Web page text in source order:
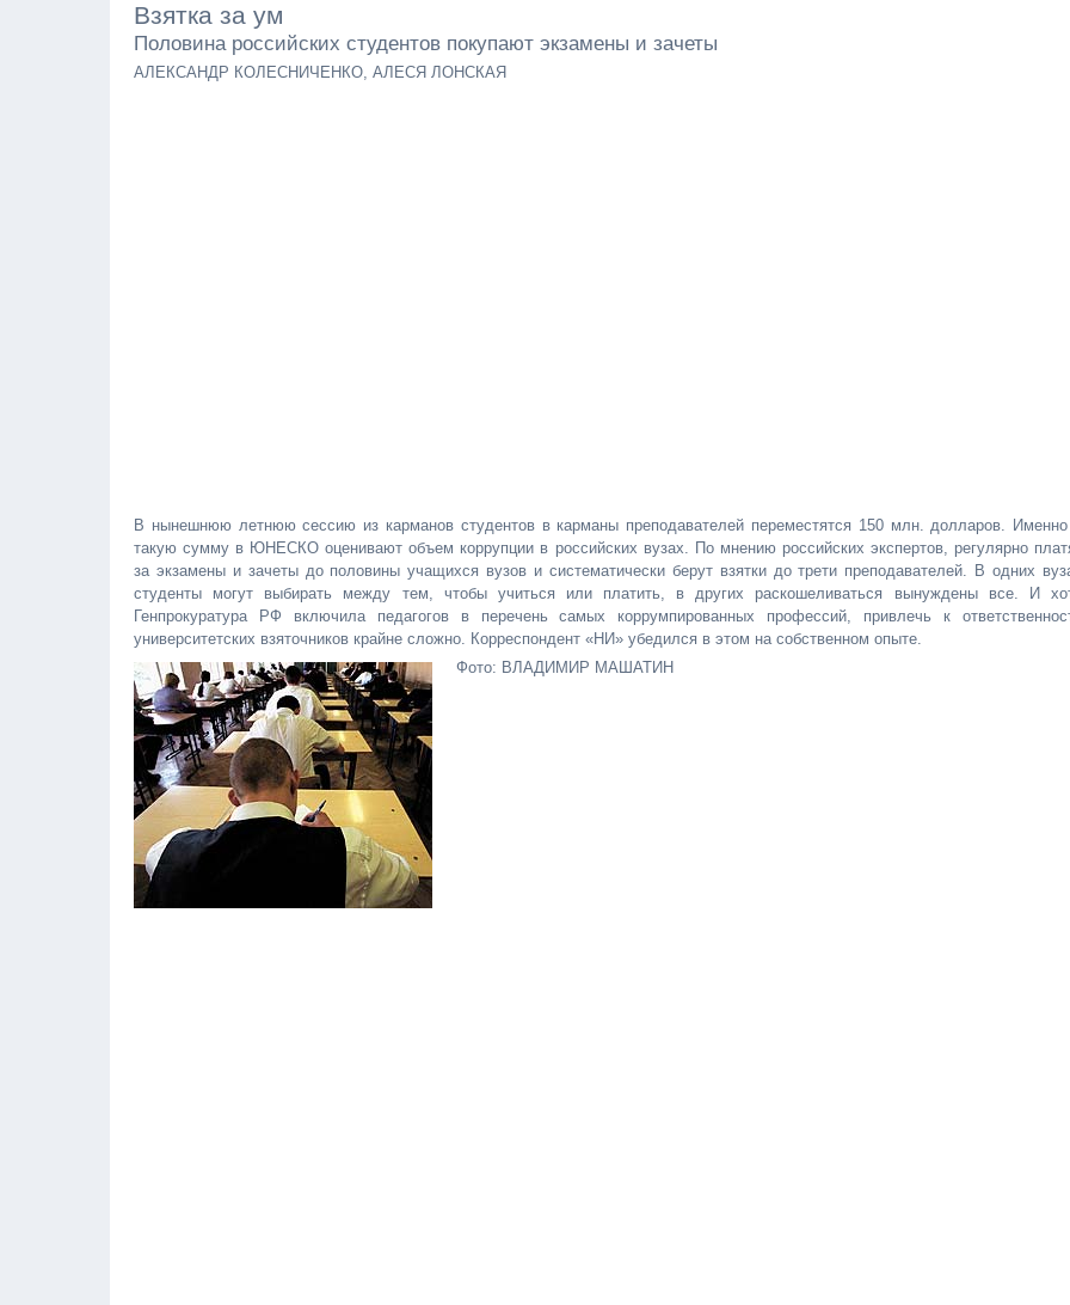
Взятка за ум
Половина российских студентов покупают экзамены и зачеты
АЛЕКСАНДР КОЛЕСНИЧЕНКО, АЛЕСЯ ЛОНСКАЯ
В нынешнюю летнюю сессию из карманов студентов в карманы преподавателей переместятся 150 млн. долларов.
такую сумму в ЮНЕСКО оценивают объем коррупции в российских вузах. По мнению российских экспертов, регулярно
за экзамены и зачеты до половины учащихся вузов и систематически берут взятки до трети преподавателей. В одних
студенты могут выбирать между тем, чтобы учиться или платить, в других раскошеливаться вынуждены все. И
Генпрокуратура РФ включила педагогов в перечень самых коррумпированных профессий, привлечь к
университетских взяточников крайне сложно. Корреспондент «НИ» убедился в этом на собственном опыте.
Фото: ВЛАДИМИР МАШАТИН